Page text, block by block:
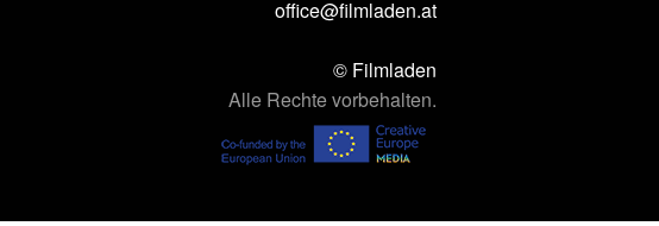
office@filmladen.at
© Filmladen
Alle Rechte vorbehalten.